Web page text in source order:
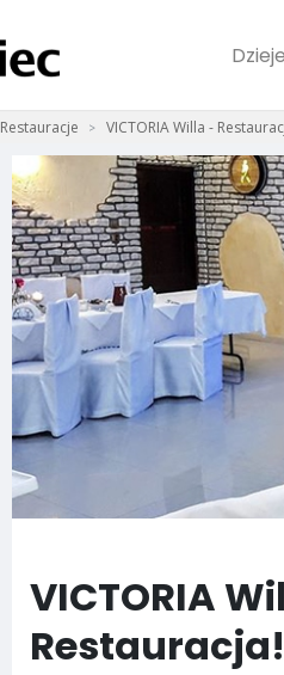
Restauracje VICTORIA Willa -
VICTORIA